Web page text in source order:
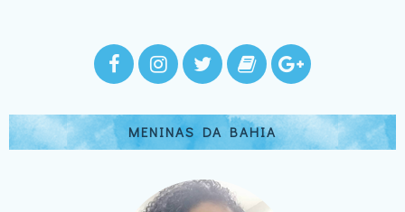
MENINAS DA BAHIA